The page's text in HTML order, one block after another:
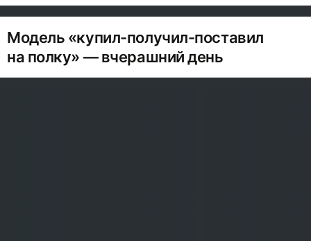
Модель «купил-получил-поставил
на полку» — вчерашний день